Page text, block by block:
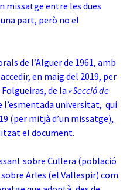
missatge entre les dues
part, però no el
de l’Alguer de 1961, amb
en maig del 2019, per
de la «Secció de
l’esmentada universitat, qui
(per mitjà d’un missatge),
el document.
sobre Cullera (població
Arles (el Vallespir) com